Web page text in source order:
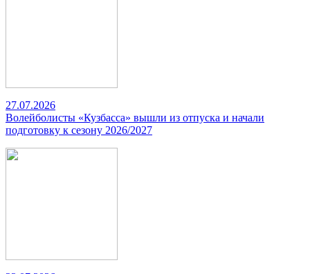
27.07.2026
Волейболисты «Кузбасса» вышли из отпуска и начали
подготовку к сезону 2026/2027